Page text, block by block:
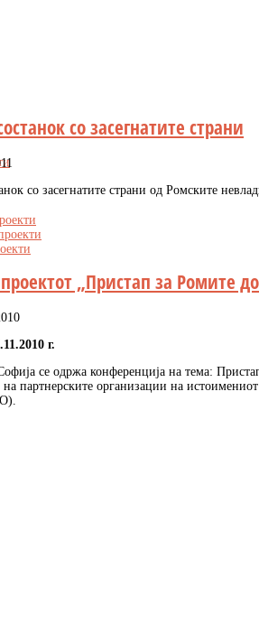
со засегнатите страни
со засегнатите страни од Ромските
„Пристап за Ромите
г.
се одржа конференција на тема:
на партнерските организации на